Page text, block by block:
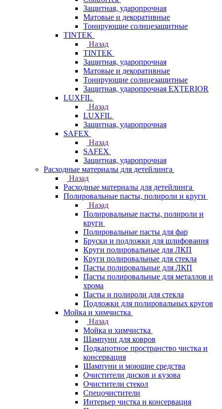
Защитная, ударопрочная
Матовые и декоративные
Тонирующие солнцезащитные
TINTEK
Назад
TINTEK
Защитная, ударопрочная
Матовые и декоративные
Тонирующие солнцезащитные
Защитная, ударопрочная EXTERIOR
LUXFIL
Назад
LUXFIL
Защитная, ударопрочная
SAFEX
Назад
SAFEX
Защитная, ударопрочная
Расходные материалы для детейлинга
Назад
Расходные материалы для детейлинга
Полировальные пасты, полироли и круги
Назад
Полировальные пасты, полироли и
круги
Полировальные пасты для фар
Бруски и подложки для шлифования
Круги полировальные для ЛКП
Круги полировальные для стекла
Пасты полировальные для ЛКП
Пасты полировальные для металлов и
хрома
Пасты и полироли для стекла
Подложки для полировальных кругов
Мойка и химчистка
Назад
Мойка и химчистка
Шампуни для ковров
Подкапотное пространство чистка и
консервация
Шампуни и моющие средства
Очистители дисков и кузова
Очистители стекол
Спецочистители
Интерьер чистка и консервация